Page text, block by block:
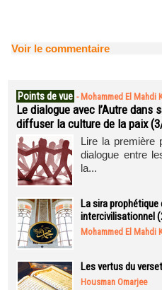
Voir le commentaire
Points de vue - Mohammed El Mahdi
Le dialogue avec l’Autre dans
diffuser la culture de la paix
Lire la première
dialogue entre
la...
La sira
intercivilisationnel
Mohammed El Mahdi
Les vertus du
Housman Omarjee